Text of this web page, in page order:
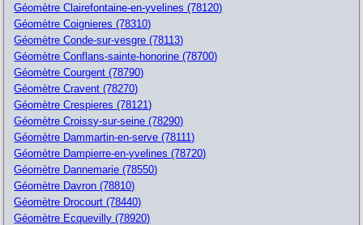
Géomètre Clairefontaine-en-yvelines (78120)
Géomètre Coignieres (78310)
Géomètre Conde-sur-vesgre (78113)
Géomètre Conflans-sainte-honorine (78700)
Géomètre Courgent (78790)
Géomètre Cravent (78270)
Géomètre Crespieres (78121)
Géomètre Croissy-sur-seine (78290)
Géomètre Dammartin-en-serve (78111)
Géomètre Dampierre-en-yvelines (78720)
Géomètre Dannemarie (78550)
Géomètre Davron (78810)
Géomètre Drocourt (78440)
Géomètre Ecquevilly (78920)